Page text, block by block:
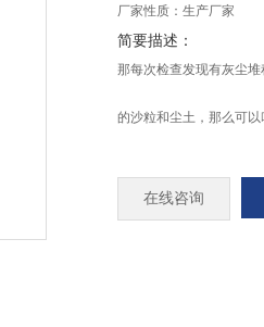
厂家性质： 生产厂家
简要描述：
那每次检查发现有灰尘
的沙粒和尘土，那么可
在线咨询